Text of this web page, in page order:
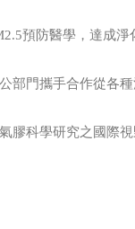
預防醫學，達成
部門攜手合作從各
膠科學研究之國際